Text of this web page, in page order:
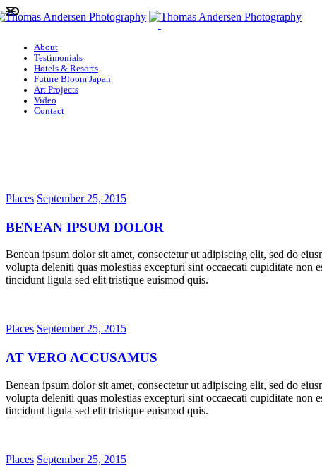
About
Testimonials
Hotels & Resorts
Future Bloom Japan
Art Projects
Video
Contact
Places September 25, 2015
BENEAN IPSUM DOLOR
Benean ipsum dolor sit amet, consectetur ut adipiscing elit, sed do
volupta deleniti quas molestias excepturi sint occaecati cupiditate
tincidunt ligula sed elit tristique euismod quis.
Places September 25, 2015
AT VERO ACCUSAMUS
Benean ipsum dolor sit amet, consectetur ut adipiscing elit, sed do
volupta deleniti quas molestias excepturi sint occaecati cupiditate
tincidunt ligula sed elit tristique euismod quis.
Places September 25, 2015